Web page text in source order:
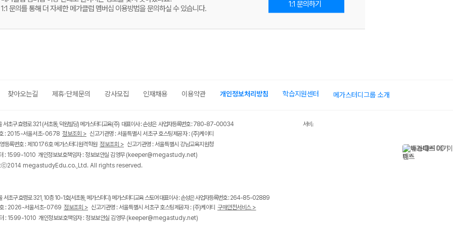
1:1 문의를 통해 더 자세한 메가클럽 멤버십 이용방법을 문의하실 수 있습니다.
1:1 문의하기
찾아오는길 제휴·단체문의 강사모집 인재채용 이용약관 개인정보처리방침 학습지원센터 메가스터디그룹 소개
초구 효령로 321 (서초동, 덕원빌딩) 메가스터디교육(주) 대표이사 : 손성은 사업자등록번호 : 780-87-00034
: 2015-서울서초-0678 정보조회 > 신고기관명 : 서울특별시 서초구 호스팅제공자 : (주)케이티
등록번호 : 제10176호 메가스터디원격학원 정보조회 > 신고기관명 : 서울특별시 강남교육지원청
: 1599-1010 개인정보보호책임자 : 정보보안실 김영무(keeper@megastudy.net)
megastudyEdu.co.,Ltd. All rights reserved.
서비스 가입사실 확인
초구 효령로 321, 10층 10-1호(서초동, 메가스터디) 메가스터디교육 스토어 대표이사 : 손성은 사업자등록번호 : 264-85-02889
호 : 2026-서울서초-0769 정보조회 > 신고기관명 : 서울특별시 서초구 호스팅제공자 : (주)케이티 구매안전서비스 >
: 1599-1010 개인정보보호책임자 : 정보보안실 김영무(keeper@megastudy.net)